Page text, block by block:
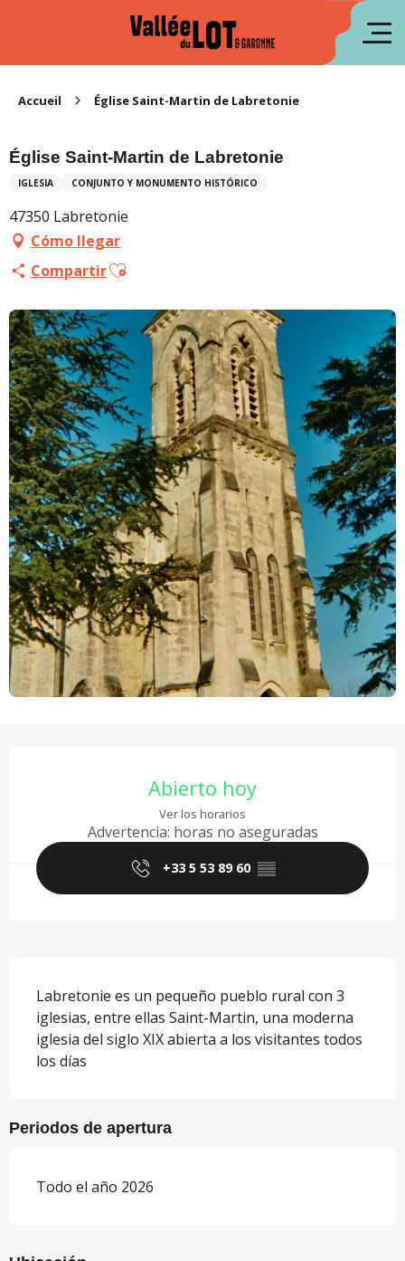
Accueil Église Saint-Martin de Labretonie
Église Saint-Martin de Labretonie
IGLESIA CONJUNTO Y MONUMENTO HISTÓRICO
47350 Labretonie
Cómo llegar
CompartirAjouter aux favoris
Abierto hoy
Ver los horarios
Advertencia: horas no aseguradas
+33 5 53 89 60 ▒▒
Labretonie es un pequeño pueblo rural con 3
iglesias, entre ellas Saint-Martin, una moderna
iglesia del siglo XIX abierta a los visitantes todos
los días
Periodos de apertura
Todo el año 2026